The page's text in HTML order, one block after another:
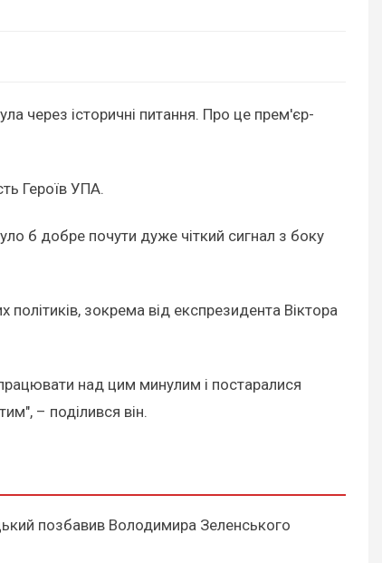
через історичні питання. Про це прем'єр-
Героїв УПА.
б добре почути дуже чіткий сигнал з боку
зокрема від експрезидента Віктора
над цим минулим і постаралися
– поділився він.
позбавив Володимира Зеленського